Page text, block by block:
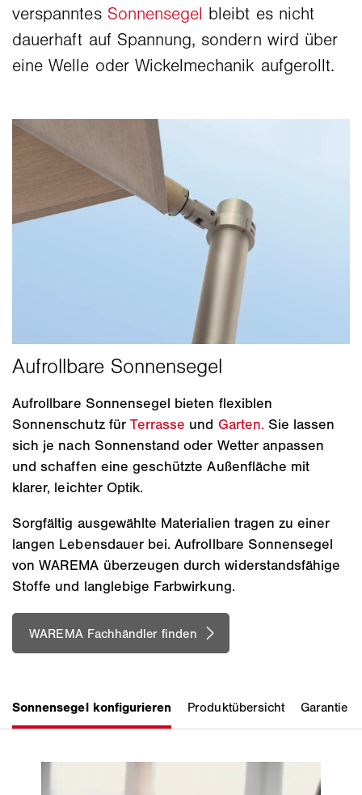
verspanntes Sonnensegel bleibt es nicht
dauerhaft auf Spannung, sondern wird über
eine Welle oder Wickelmechanik aufgerollt.
Aufrollbare Sonnensegel bieten flexiblen
Sonnenschutz für Terrasse und Garten. Sie lassen
sich je nach Sonnenstand oder Wetter anpassen
und schaffen eine geschützte Außenfläche mit
klarer, leichter Optik.
Sorgfältig ausgewählte Materialien tragen zu einer
langen Lebensdauer bei. Aufrollbare Sonnensegel
von WAREMA überzeugen durch widerstandsfähige
Stoffe und langlebige Farbwirkung.